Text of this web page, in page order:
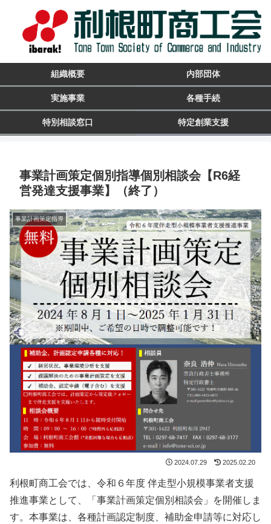
組織概要 内部団体
実施事業 各種手続
特別相談窓口 特定創業支援
事業計画策定個別指導個別相談会【R6経
営発達支援事業】（終了）
事業計画策定指導
2024.07.29 2025.02.20
利根町商工会では、令和６年度 伴走型小規模事業者支援
推進事業として、「事業計画策定個別相談会」を開催しま
す。本事業は、各種計画認定制度、補助金申請等に対応し